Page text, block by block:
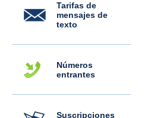
Tarifas de
mensajes de
texto
Números
entrantes
Suscripciones